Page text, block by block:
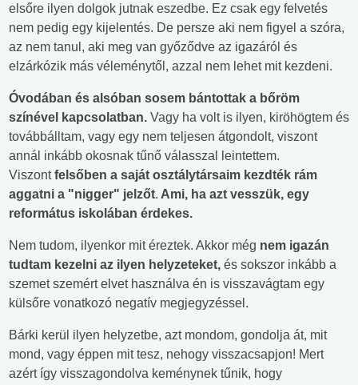
elsőre ilyen dolgok jutnak eszedbe. Ez csak egy felvetés
nem pedig egy kijelentés. De persze aki nem figyel a szóra,
az nem tanul, aki meg van győződve az igazáról és
elzárkózik más véleménytől, azzal nem lehet mit kezdeni.
Óvodában és alsóban sosem bántottak a bőröm
színével kapcsolatban. Vagy ha volt is ilyen, kiröhögtem és
továbbálltam, vagy egy nem teljesen átgondolt, viszont
annál inkább okosnak tűnő válasszal leintettem.
Viszontfelsőben a saját osztálytársaim kezdték rám
aggatni a "nigger" jelzőt. Ami, ha azt vesszük, egy
református iskolában érdekes.
Nem tudom, ilyenkor mit éreztek. Akkor még nem igazán
tudtam kezelni az ilyen helyzeteket, és sokszor inkább a
szemet szemért elvet használva én is visszavágtam egy
külsőre vonatkozó negatív megjegyzéssel.
Bárki kerül ilyen helyzetbe, azt mondom, gondolja át, mit
mond, vagy éppen mit tesz, nehogy visszacsapjon! Mert
azért így visszagondolva keménynek tűnik, hogy